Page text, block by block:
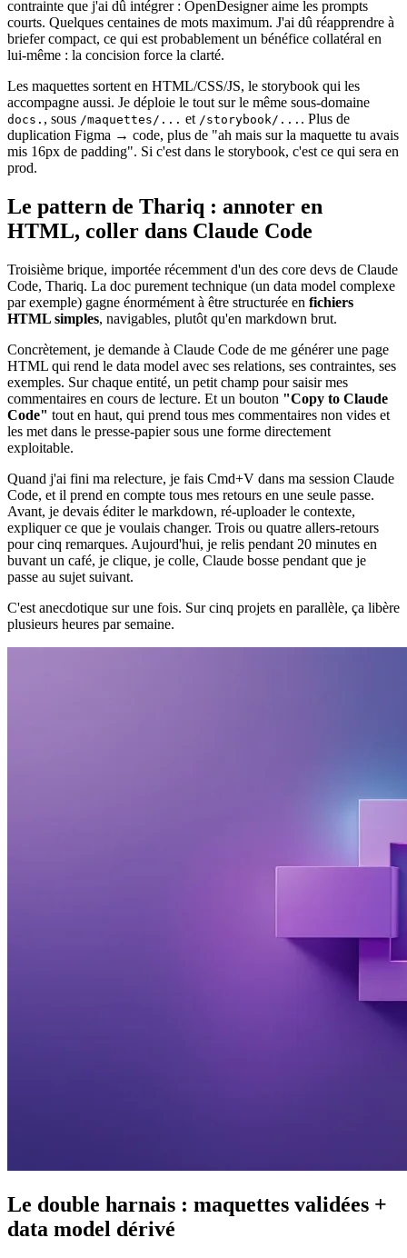
contrainte que j'ai dû intégrer : OpenDesigner aime les prompts
courts. Quelques centaines de mots maximum. J'ai dû réapprendre à
briefer compact, ce qui est probablement un bénéfice collatéral en
lui-même : la concision force la clarté.
Les maquettes sortent en HTML/CSS/JS, le storybook qui les
accompagne aussi. Je déploie le tout sur le même sous-domaine
docs. , sous /maquettes/... et /storybook/... . Plus de
duplication Figma → code, plus de "ah mais sur la maquette tu avais
mis 16px de padding". Si c'est dans le storybook, c'est ce qui sera en
prod.
Le pattern de Thariq : annoter en
HTML, coller dans Claude Code
Troisième brique, importée récemment d'un des core devs de Claude
Code, Thariq. La doc purement technique (un data model complexe
par exemple) gagne énormément à être structurée en fichiers
HTML simples, navigables, plutôt qu'en markdown brut.
Concrètement, je demande à Claude Code de me générer une page
HTML qui rend le data model avec ses relations, ses contraintes, ses
exemples. Sur chaque entité, un petit champ pour saisir mes
commentaires en cours de lecture. Et un bouton "Copy to Claude
Code" tout en haut, qui prend tous mes commentaires non vides et
les met dans le presse-papier sous une forme directement
exploitable.
Quand j'ai fini ma relecture, je fais Cmd+V dans ma session Claude
Code, et il prend en compte tous mes retours en une seule passe.
Avant, je devais éditer le markdown, ré-uploader le contexte,
expliquer ce que je voulais changer. Trois ou quatre allers-retours
pour cinq remarques. Aujourd'hui, je relis pendant 20 minutes en
buvant un café, je clique, je colle, Claude bosse pendant que je
passe au sujet suivant.
C'est anecdotique sur une fois. Sur cinq projets en parallèle, ça libère
plusieurs heures par semaine.
Le double harnais : maquettes validées +
data model dérivé